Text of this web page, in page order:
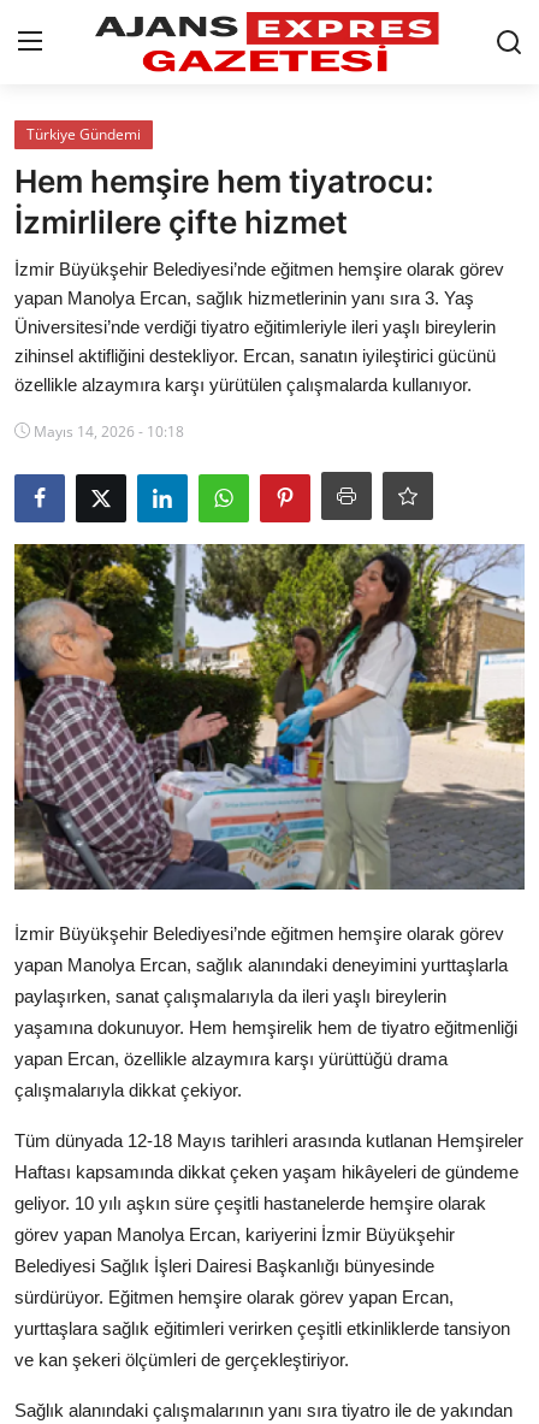
GİRİŞ YAP
AnaSayfa
Siyaset
Türkiye Gündemi
Eğitim
Ekonomi
Kütahya
Özel Haber
Teknoloji
Spor
TBMM Haberleri
Belediye
Sağlık
SON DAKİKA
Asayiş
Köşe Yazısı
Dernek
Galeri
Gastronomi
E-GAZETE
Türkiye Gündemi
Hem hemşire hem tiyatrocu:
İzmirlilere çifte hizmet
İzmir Büyükşehir Belediyesi’nde eğitmen hemşire olarak görev
yapan Manolya Ercan, sağlık hizmetlerinin yanı sıra 3. Yaş
Üniversitesi’nde verdiği tiyatro eğitimleriyle ileri yaşlı bireylerin
zihinsel aktifliğini destekliyor. Ercan, sanatın iyileştirici gücünü
özellikle alzaymıra karşı yürütülen çalışmalarda kullanıyor.
Mayıs 14, 2026 - 10:18
İzmir Büyükşehir Belediyesi’nde eğitmen hemşire olarak görev
yapan Manolya Ercan, sağlık alanındaki deneyimini yurttaşlarla
paylaşırken, sanat çalışmalarıyla da ileri yaşlı bireylerin
yaşamına dokunuyor. Hem hemşirelik hem de tiyatro eğitmenliği
yapan Ercan, özellikle alzaymıra karşı yürüttüğü drama
çalışmalarıyla dikkat çekiyor.
Tüm dünyada 12-18 Mayıs tarihleri arasında kutlanan Hemşireler
Haftası kapsamında dikkat çeken yaşam hikâyeleri de gündeme
geliyor. 10 yılı aşkın süre çeşitli hastanelerde hemşire olarak
görev yapan Manolya Ercan, kariyerini İzmir Büyükşehir
Belediyesi Sağlık İşleri Dairesi Başkanlığı bünyesinde
sürdürüyor. Eğitmen hemşire olarak görev yapan Ercan,
yurttaşlara sağlık eğitimleri verirken çeşitli etkinliklerde tansiyon
ve kan şekeri ölçümleri de gerçekleştiriyor.
Sağlık alanındaki çalışmalarının yanı sıra tiyatro ile de yakından